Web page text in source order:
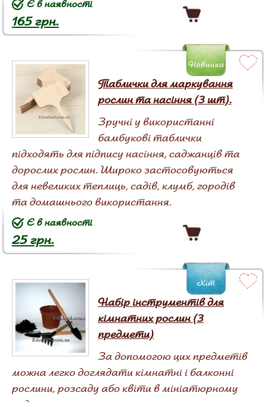
165 грн.
Є в наявності
Таблички для маркування
рослин та насіння (3 шт).
Зручні у використанні
бамбукові таблички
підходять для підпису насіння, саджанців та
дорослих рослин. Широко застосовуються
для невеликих теплиць, садів, клумб, городів
та домашнього використання.
25 грн.
Є в наявності
Новинка
Набір інструментів для
кімнатних рослин (3
предмети)
За допомогою цих предметів
можна легко доглядати кімнатні і балконні
рослини, розсаду або квіти в мініатюрному
Хіт